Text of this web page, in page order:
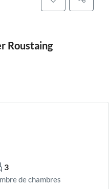
Roustaing
3
de chambres